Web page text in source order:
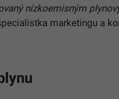
nízkoemisným
marketingu a